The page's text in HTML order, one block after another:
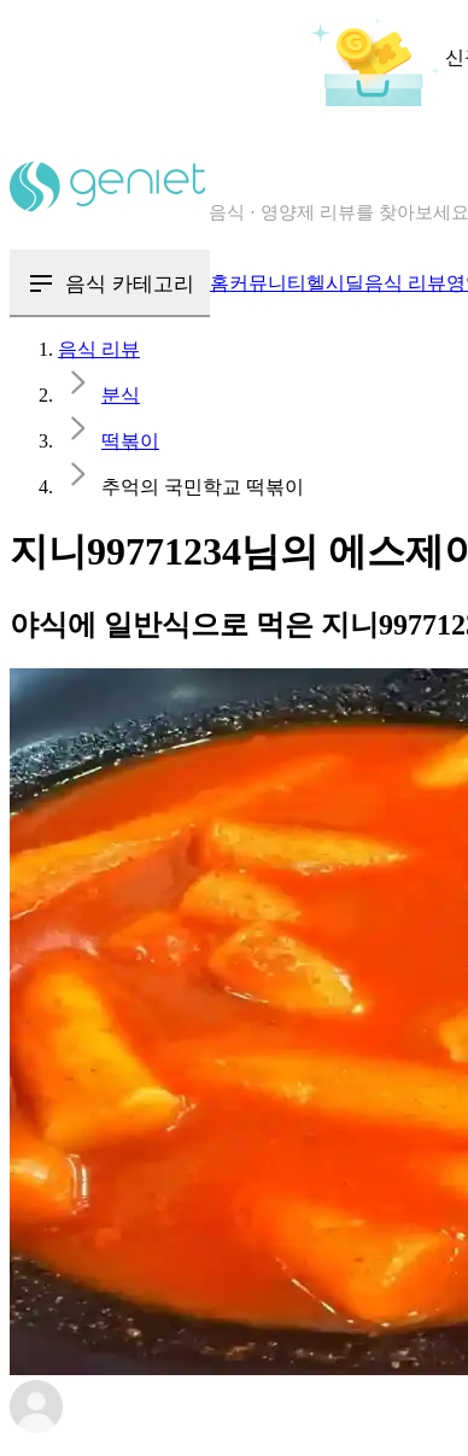
음식 · 영양제 리뷰를 찾아보세요
음식 카테고리 홈커뮤니티 헬시딜음식 리뷰영
음식 리뷰
분식
떡볶이
추억의 국민학교 떡볶이
지니99771234님의 에스
야식에 일반식으로 먹은 지니